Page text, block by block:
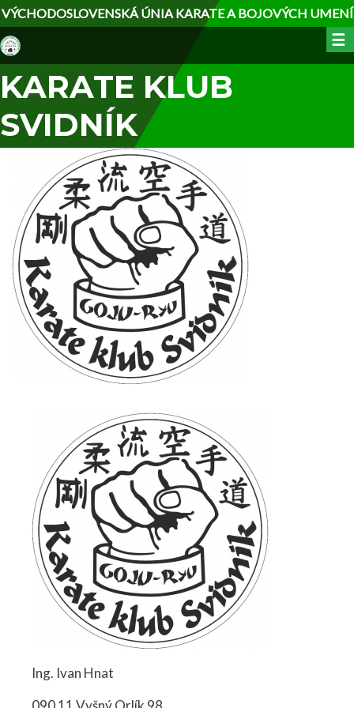
Skočiť
na
hlavný
obsah
VÝCHODOSLOVENSKÁ ÚNIA KARATE A BOJOVÝCH UMENÍ
☰
KARATE KLUB
SVIDNÍK
Ing. Ivan Hnat